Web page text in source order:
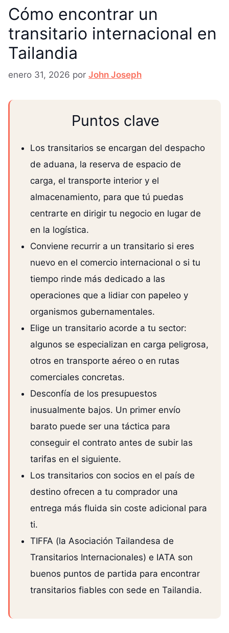
Cómo encontrar un
transitario internacional en
Tailandia
enero 31, 2026 por John Joseph
Puntos clave
Los transitarios se encargan del despacho
de aduana, la reserva de espacio de
carga, el transporte interior y el
almacenamiento, para que tú puedas
centrarte en dirigir tu negocio en lugar de
en la logística.
Conviene recurrir a un transitario si eres
nuevo en el comercio internacional o si tu
tiempo rinde más dedicado a las
operaciones que a lidiar con papeleo y
organismos gubernamentales.
Elige un transitario acorde a tu sector:
algunos se especializan en carga peligrosa,
otros en transporte aéreo o en rutas
comerciales concretas.
Desconfía de los presupuestos
inusualmente bajos. Un primer envío
barato puede ser una táctica para
conseguir el contrato antes de subir las
tarifas en el siguiente.
Los transitarios con socios en el país de
destino ofrecen a tu comprador una
entrega más fluida sin coste adicional para
ti.
TIFFA (la Asociación Tailandesa de
Transitarios Internacionales) e IATA son
buenos puntos de partida para encontrar
transitarios fiables con sede en Tailandia.